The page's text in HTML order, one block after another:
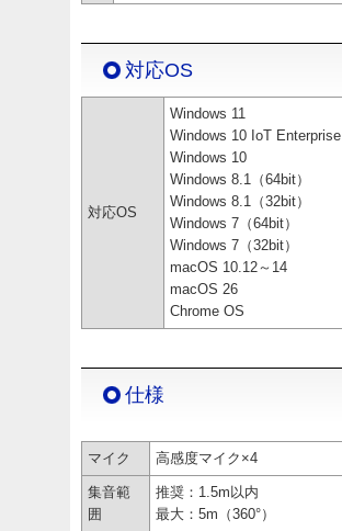
対応OS
対応OS
Windows 11
Windows 10 IoT Enterprise
Windows 10
Windows 8.1（64bit）
Windows 8.1（32bit）
Windows 7（64bit）
Windows 7（32bit）
macOS 10.12～14
macOS 26
Chrome OS
仕様
マイク 高感度マイク×4
集音範
囲
推奨：1.5m以内
最大：5m（360°）